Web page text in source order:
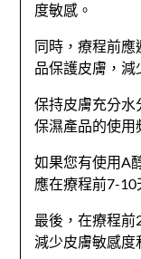
度敏感。
同時，療程前
品保護皮膚，減
保持皮膚充分水
保濕產品的使用
如果您有使用A
應在療程前7-10
最後，在療程
減少皮膚敏感度